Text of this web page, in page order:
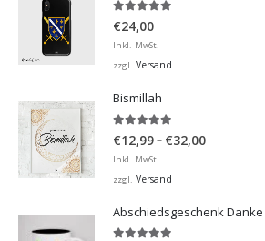
5.00von 5
€24,00
Inkl. MwSt.
zzgl. Versand
Bismillah
5.00von 5
€12,99– €32,00Preisspanne:
Inkl. MwSt.
zzgl. Versand